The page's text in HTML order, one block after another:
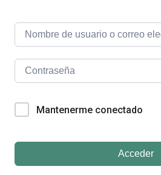
Mantenerme conectado
Acceder